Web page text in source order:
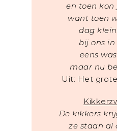
en toen kon
want toen
dag
bij ons in
eens
maar nu
Uit: Het
De kikkers
ze staan al